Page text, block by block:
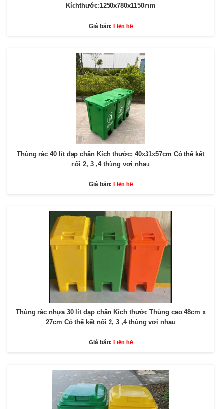
Kíchthước:1250x780x1150mm
Giá bán: Liên hệ
Thùng rác 40 lít đạp chân Kích thước: 40x31x57cm Có thể kết
nối 2, 3 ,4 thùng vơi nhau
Giá bán: Liên hệ
Thùng rác nhựa 30 lít đạp chân Kích thước Thùng cao 48cm x
27cm Có thể kết nối 2, 3 ,4 thùng vơi nhau
Giá bán: Liên hệ